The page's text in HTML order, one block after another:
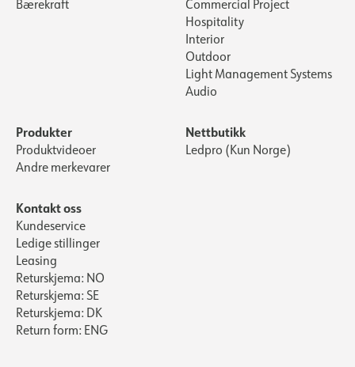
Bærekraft
Commercial Project
Hospitality
Interior
Outdoor
Light Management Systems
Audio
Produkter
Produktvideoer
Andre merkevarer
Nettbutikk
Ledpro (Kun Norge)
Kontakt oss
Kundeservice
Ledige stillinger
Leasing
Returskjema: NO
Returskjema: SE
Returskjema: DK
Return form: ENG